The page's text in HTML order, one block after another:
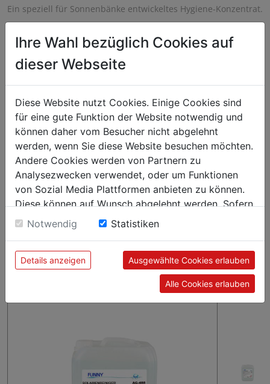
Ein speziell für Sonnenbänke entwickeltes Hygiene-Konzentrat.
Verursacht keine Spannungsrisskorrosion und ist in der
Anwendungskonzentration pH-neutral und hautfreundlich.
wasserfesten Oberflächen und Böden.
Geeignet für Fliesen, Kunststoff, Lack u. Edelstahl.
Dosierung: 1:10 mit Wasser verdünnen. Aufsprühen und nach
min. 60 Sek.
Einwirkzeit mit neuem weichen saugfähigen Papier oder
trockenem Tuch abwischen.
Bitte beachten Sie vor Anwendung sorgfältig die Sicherheits-,
Dosier- und Anwendungshinweise auf dem Etikett oder der
Produktinformation, sowie Produkte mit Biozide vorsichtig
verwenden!
Ihre Wahl bezüglich Cookies auf
dieser Webseite
Diese Website nutzt Cookies. Einige Cookies sind
für eine gute Funktion der Website notwendig und
können daher vom Besucher nicht abgelehnt
werden, wenn Sie diese Website besuchen möchten.
Andere Cookies werden von Partnern zu
Analysezwecken verwendet, oder um Funktionen
von Sozial Media Plattformen anbieten zu können.
Diese können auf Wunsch abgelehnt werden. Sofern
sie unsere Webseite weiter nutzen, geben Sie
Einwilligung zu unseren Cookies.
Notwendig Statistiken
Details anzeigen Ausgewählte Cookies erlauben
Alle Cookies erlauben